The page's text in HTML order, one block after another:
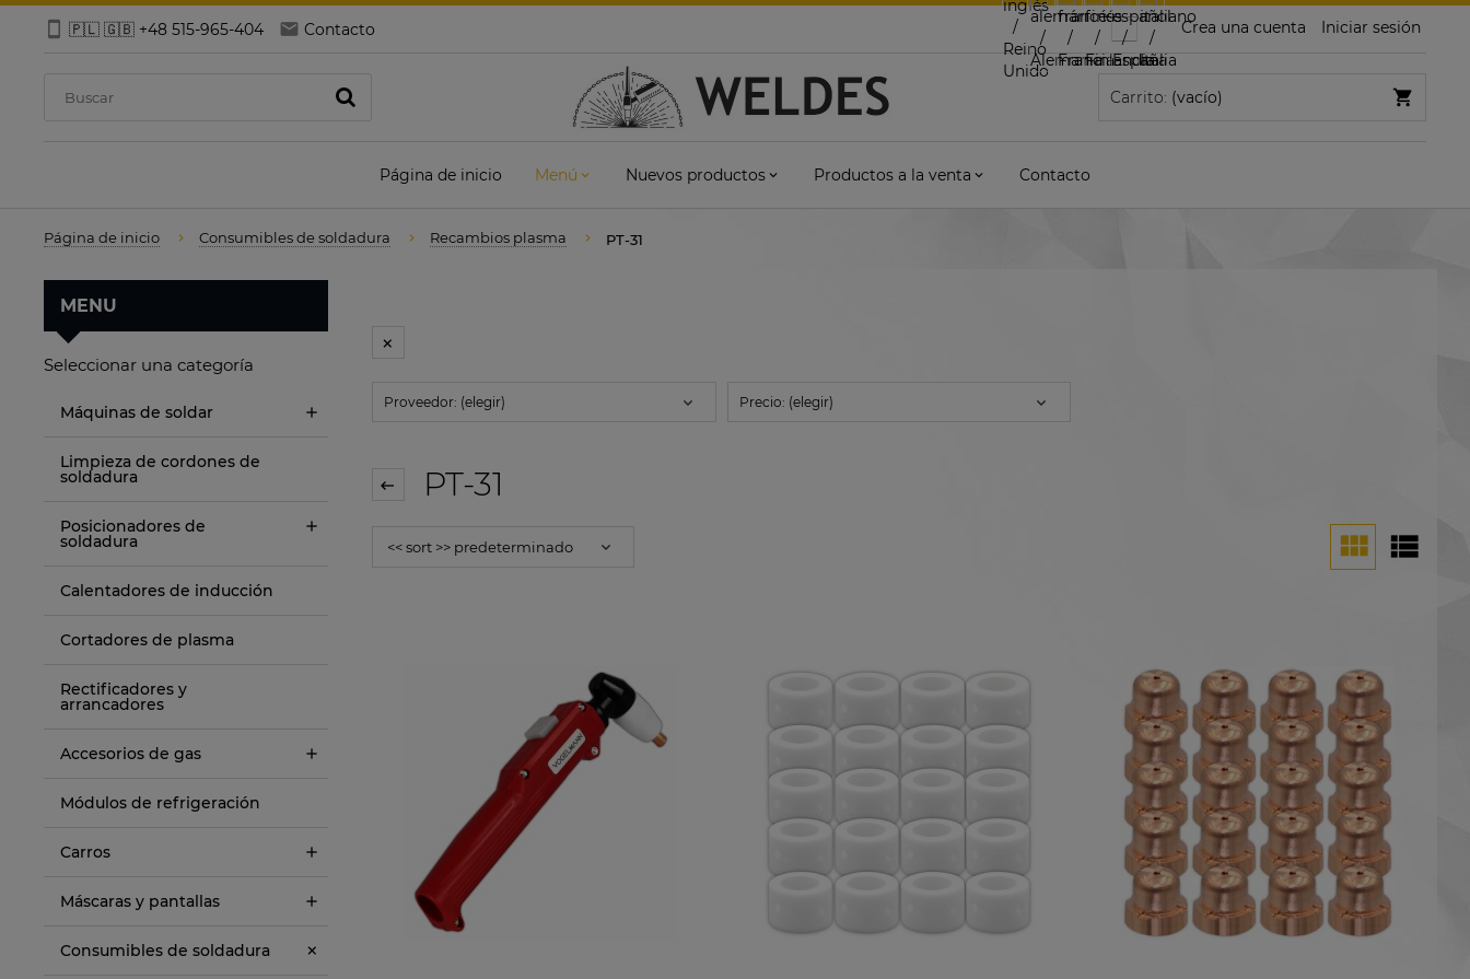
🇵🇱 🇬🇧 +48 515-965-404 Contacto Crea una cuenta Iniciar sesión
Carrito: (vacío)
Página de inicio Menú Nuevos productos Productos a la venta Contacto
Página de inicio Consumibles de soldadura Recambios plasma PT-31
MENU
Seleccionar una categoría
Máquinas de soldar
Limpieza de cordones de
soldadura
Posicionadores de
soldadura
Calentadores de inducción
Cortadores de plasma
Rectificadores y
arrancadores
Accesorios de gas
Módulos de refrigeración
Carros
Máscaras y pantallas
Consumibles de soldadura
Proveedor: (elegir) Precio: (elegir)
PT-31